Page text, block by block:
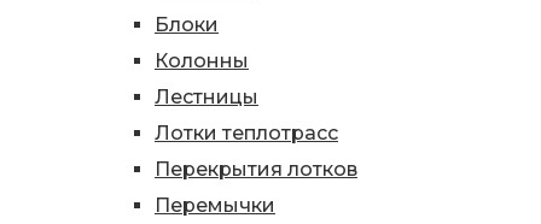
Блоки
Колонны
Лестницы
Лотки теплотрасс
Перекрытия лотков
Перемычки